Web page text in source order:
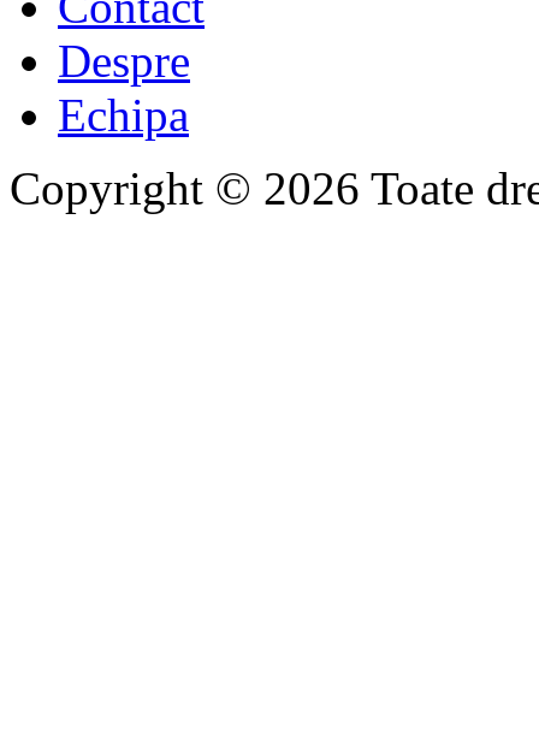
Despre
Echipa
Copyright © 2026 Toate